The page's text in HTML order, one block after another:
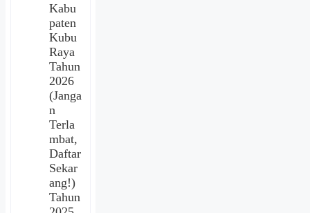
Kabu
paten
Kubu
Raya
Tahun
2026
(Janga
n
Terla
mbat,
Daftar
Sekar
ang!)
Tahun